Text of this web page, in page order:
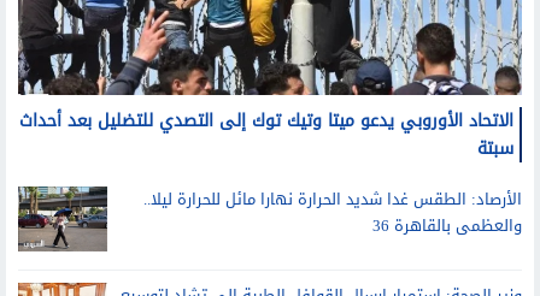
الاتحاد الأوروبي يدعو ميتا وتيك توك إلى التصدي للتضليل بعد أحداث
سبتة
الأرصاد: الطقس غدا شديد الحرارة نهارا مائل للحرارة ليلا..
والعظمى بالقاهرة 36
وزير الصحة: استمرار إرسال القوافل الطبية إلى تشاد لتوسيع